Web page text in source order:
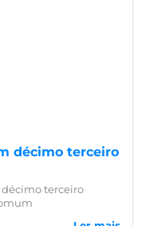
décimo terceiro
décimo terceiro